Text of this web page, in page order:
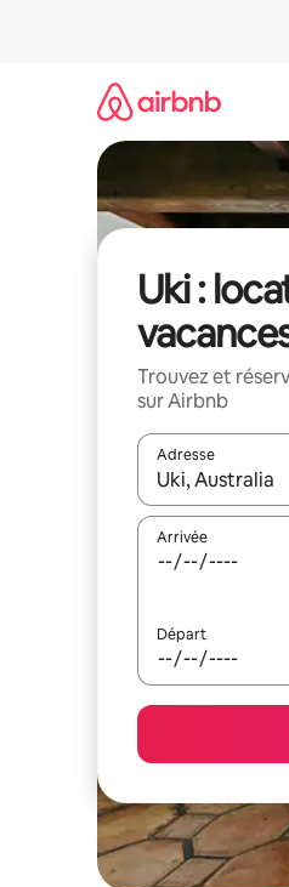
Uki :
Trouvez et
sur Airbnb
Adresse
Lorsque les
Arrivée
Départ